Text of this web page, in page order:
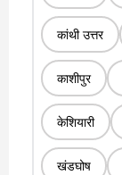
कांथी उत्तर
काशीपुर
केशियारी
खंडघोष